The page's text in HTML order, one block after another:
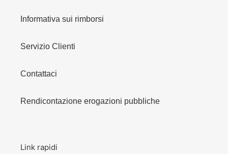
Informativa sui rimborsi
Servizio Clienti
Contattaci
Rendicontazione erogazioni pubbliche
Link rapidi